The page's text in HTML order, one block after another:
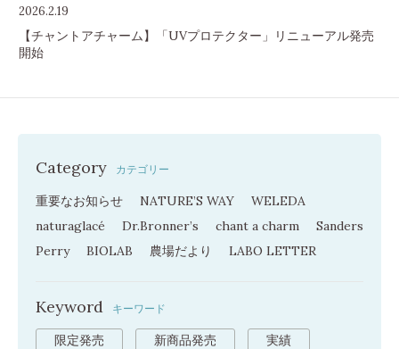
2026.2.19
【チャントアチャーム】「UVプロテクター」リニューアル発売
開始
Category カテゴリー
重要なお知らせ NATURE’S WAY
WELEDA
naturaglacé
Dr.Bronner’s chant a charm
Sanders
Perry
BIOLAB 農場だより LABO LETTER
Keyword キーワード
限定発売 新商品発売 実績